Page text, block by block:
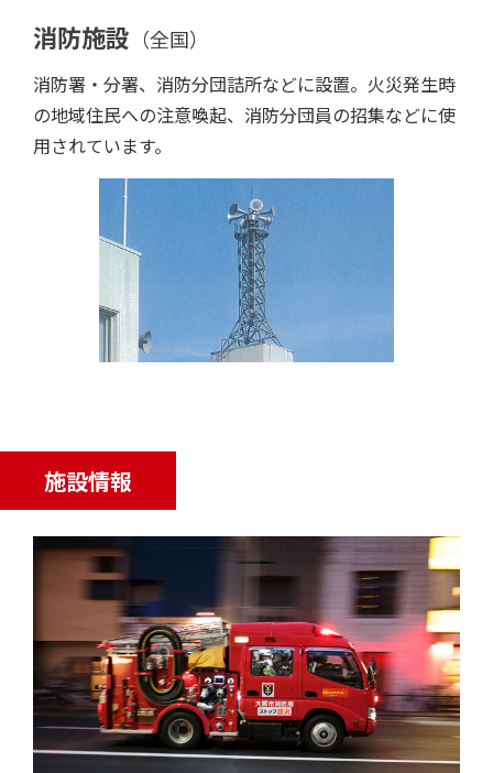
消防施設 （全国）
消防署・分署、消防分団詰所などに設置。火災発生時
の地域住民への注意喚起、消防分団員の招集などに使
用されています。
施設情報